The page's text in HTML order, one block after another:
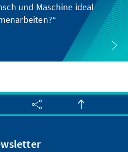
und Maschine ideal